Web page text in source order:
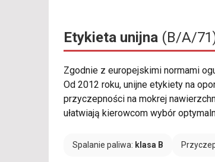
Etykieta unijna (B/A/
Zgodnie z europejskimi normami
Od 2012 roku, unijne etykiety na
przyczepności na mokrej
ułatwiają kierowcom wybór
Spalanie paliwa: klasa B